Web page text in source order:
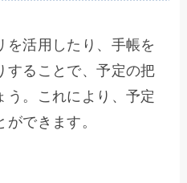
を活用したり、手帳を
することで、予定の把
う。これにより、予定
できます。